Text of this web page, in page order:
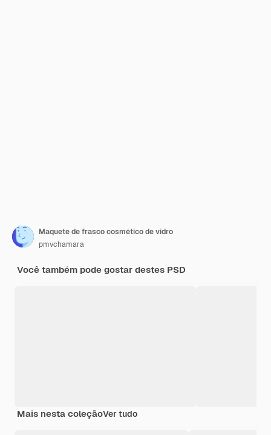
Maquete de frasco cosmético de vidro
pmvchamara
Você também pode gostar destes PSD
Mais nesta coleçãoVer tudo